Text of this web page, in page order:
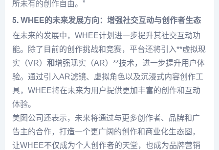
所未有的创作自由。”
5. WHEE的未来发展方向：增强社交互动与创作者生态
在未来的发展中，WHEE计划进一步提升其社交互动功
能。除了目前的创作挑战和竞赛，平台还将引入**虚拟现
实（VR） 和增强现实（AR）**技术，进一步提升用户体
验。通过引入AR滤镜、虚拟角色以及沉浸式内容创作工
具，WHEE将在未来为用户提供更加丰富的创作和互动
体验。
美图公司还表示，未来将通过与更多创作者、品牌和广
告主的合作，打造一个更广阔的创作和商业化生态圈，
让WHEE不仅成为个人创作者的天堂，也成为品牌营销